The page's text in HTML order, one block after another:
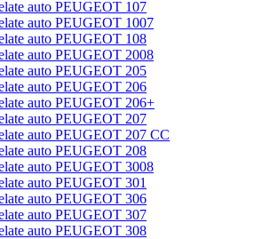
auto PEUGEOT 107
auto PEUGEOT 1007
auto PEUGEOT 108
auto PEUGEOT 2008
auto PEUGEOT 205
auto PEUGEOT 206
auto PEUGEOT 206+
auto PEUGEOT 207
auto PEUGEOT 207 CC
auto PEUGEOT 208
auto PEUGEOT 3008
auto PEUGEOT 301
auto PEUGEOT 306
auto PEUGEOT 307
auto PEUGEOT 308